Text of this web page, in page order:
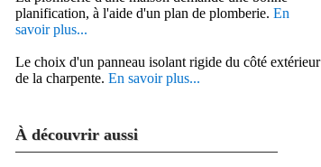
planification, à l'aide d'un plan de plomberie. En
savoir plus...
Le choix d'un panneau isolant rigide du côté extérieur
de la charpente. En savoir plus...
À découvrir aussi